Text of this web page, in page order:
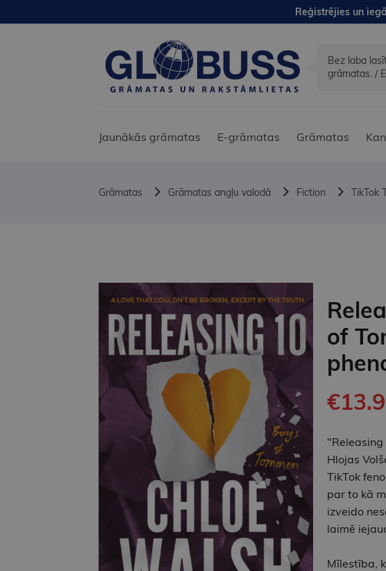
Reģistrējies un
Bez laba
grāmatas. /
Jaunākās grāmatas E-grāmatas Grāmatas
Grāmatas Grāmatas angļu valodā Fiction TikTok
of
Hlojas
TikTok
par to kā
izveido
laimē
Mīlestība,